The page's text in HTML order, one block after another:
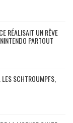
RÉALISAIT UN RÊVE
PARTOUT
SCHTROUMPFS,